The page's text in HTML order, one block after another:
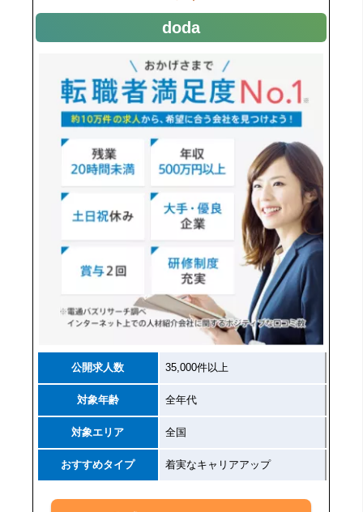
doda
公開求人数 35,000件以上
対象年齢 全年代
対象エリア 全国
おすすめタイプ 着実なキャリアアップ